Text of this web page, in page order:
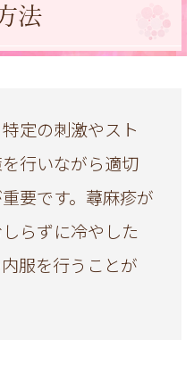
法
定の刺激やスト
行いながら適切
要です。蕁麻疹が
らずに冷やした
服を行うことが